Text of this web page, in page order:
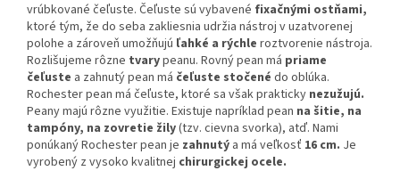
vrúbkované čeľuste. Čeľuste sú vybavené fixačnými ostňami,
ktoré tým, že do seba zakliesnia udržia nástroj v uzatvorenej
polohe a zároveň umožňujú ľahké a rýchle roztvorenie nástroja.
Rozlišujeme rôzne tvarypeanu. Rovný pean má priame
čeľuste a zahnutý pean má čeľuste stočené do oblúka.
Rochester pean má čeľuste, ktoré sa však prakticky nezužujú.
Peany majú rôzne využitie. Existuje napríklad pean na šitie, na
tampóny, na zovretie žily(tzv. cievna svorka), atď. Nami
ponúkaný Rochester pean je zahnutý a má veľkosť 16 cm. Je
vyrobený z vysoko kvalitnej chirurgickej ocele.